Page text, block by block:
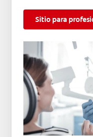
Sitio para